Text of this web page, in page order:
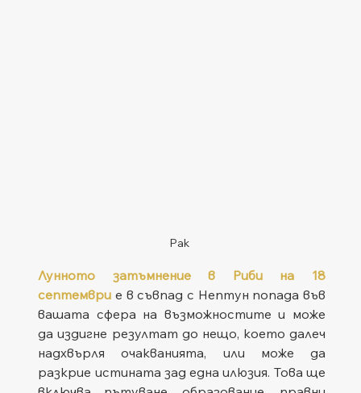
Рак
Лунното затъмнение в Риби на 18
септември е в съвпад с Нептун попада във
вашата сфера на възможностите и може
да издигне резултат до нещо, което далеч
надхвърля очакванията, или може да
разкрие истината зад една илюзия. Това ще